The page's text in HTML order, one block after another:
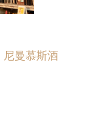
尼曼慕斯酒